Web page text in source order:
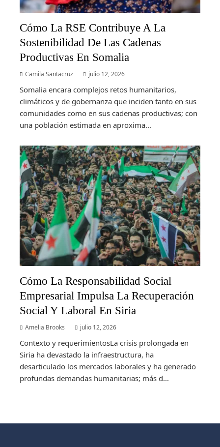
Cómo La RSE Contribuye A La
Sostenibilidad De Las Cadenas
Productivas En Somalia
Camila Santacruz julio 12, 2026
Somalia encara complejos retos humanitarios,
climáticos y de gobernanza que inciden tanto en sus
comunidades como en sus cadenas productivas; con
una población estimada en aproxima...
Cómo La Responsabilidad Social
Empresarial Impulsa La Recuperación
Social Y Laboral En Siria
Amelia Brooks julio 12, 2026
Contexto y requerimientosLa crisis prolongada en
Siria ha devastado la infraestructura, ha
desarticulado los mercados laborales y ha generado
profundas demandas humanitarias; más d...